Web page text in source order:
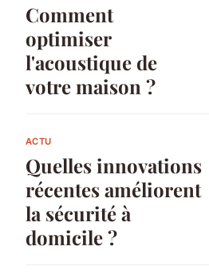
Comment
optimiser
l'acoustique de
votre maison ?
ACTU
Quelles innovations
récentes améliorent
la sécurité à
domicile ?